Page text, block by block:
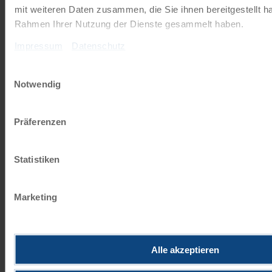
mit weiteren Daten zusammen, die Sie ihnen bereitgestellt
Rahmen Ihrer Nutzung der Dienste gesammelt haben.
Impressum Datenschutz
Notwendig
Präferenzen
Statistiken
Marketing
Alle akzeptieren
Radkreuzfahrten
JETZT KOSTENFREI BESTELLEN
Newsletter abonnieren
TOP-Angebote, Aktionen - Immer auf dem